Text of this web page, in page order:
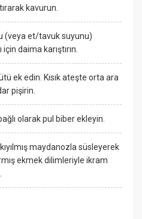
kavurun.
(veya et/tavuk suyunu)
daima karıştırın.
ek edin. Kısık ateşte orta ara
pişirin.
olarak pul biber ekleyin.
maydanozla süsleyerek
ekmek dilimleriyle ikram